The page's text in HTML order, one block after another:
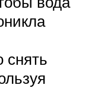
снять